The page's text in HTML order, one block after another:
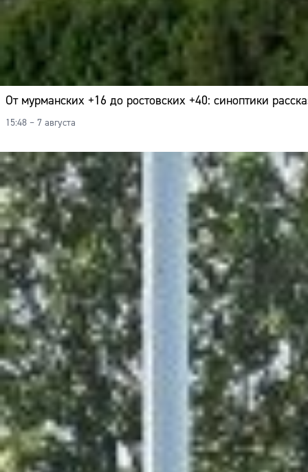
От мурманских +16 до ростовских +40: синоптики
15:48 – 7 августа